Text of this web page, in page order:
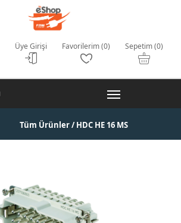
Üye Girişi Favorilerim (0) Sepetim (0)
Tüm Ürünler/ HDC HE 16 MS